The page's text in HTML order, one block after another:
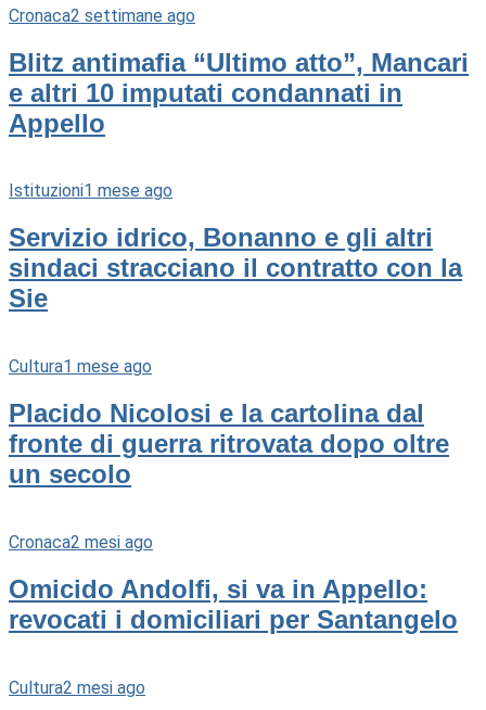
Cronaca2 settimane ago
Blitz antimafia “Ultimo atto”, Mancari
e altri 10 imputati condannati in
Appello
Istituzioni1 mese ago
Servizio idrico, Bonanno e gli altri
sindaci stracciano il contratto con la
Sie
Cultura1 mese ago
Placido Nicolosi e la cartolina dal
fronte di guerra ritrovata dopo oltre
un secolo
Cronaca2 mesi ago
Omicido Andolfi, si va in Appello:
revocati i domiciliari per Santangelo
Cultura2 mesi ago